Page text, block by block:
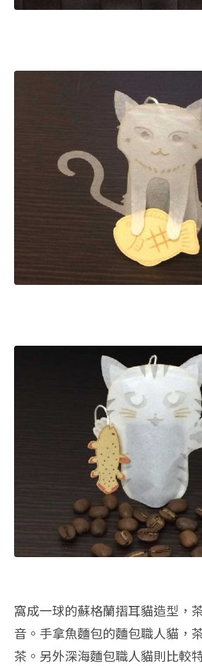
窩成一球的蘇格蘭摺耳貓造型，
音。手拿魚麵包的麵包職人貓，
茶。另外深海麵包職人貓則比較